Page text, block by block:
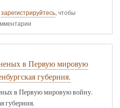
зарегистрируйтесь, чтобы
в Первую мировую
губерния.
в Первую мировую войну.
губерния.